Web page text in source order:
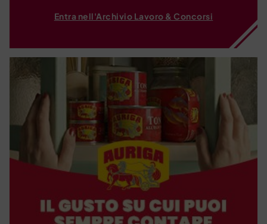
Entra nell'Archivio Lavoro & Concorsi